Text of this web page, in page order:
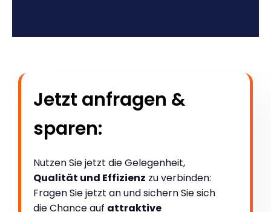
Jetzt anfragen &
sparen:
Nutzen Sie jetzt die Gelegenheit,
Qualität und Effizienz zu verbinden:
Fragen Sie jetzt an und sichern Sie sich
die Chance auf attraktive